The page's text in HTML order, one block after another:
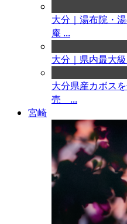
大分｜湯布院・
庵 ...
大分｜県内最大
大分県産カボス
売 ...
宮崎